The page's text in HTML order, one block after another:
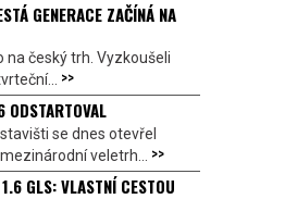
GENERACE ZAČÍNÁ NA
na český trh. Vyzkoušeli
>>
ODSTARTOVAL
se dnes otevřel
veletrh... >>
GLS: VLASTNÍ CESTOU